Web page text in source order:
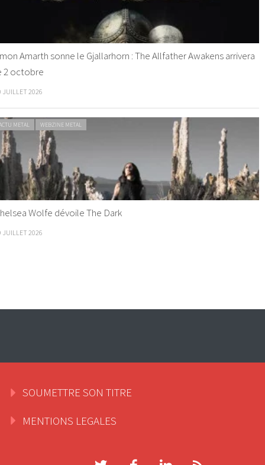
Amarth sonne le Gjallarhorn : The Allfather Awakens arrivera
2 octobre
JUILLET 2026
METAL WEBZINE METAL
Wolfe dévoile The Dark
JUILLET 2026
SOUMETTRE SON TITRE
MENTIONS LEGALES